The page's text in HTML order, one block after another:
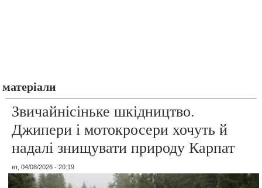
матеріали
Звичайнісіньке шкідництво.
Джипери і мотокросери хочуть й
надалі знищувати природу Карпат
вт, 04/08/2026 - 20:19